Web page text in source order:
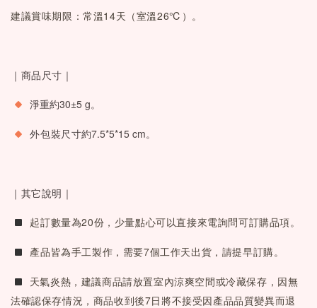
建議賞味期限：常溫14天（室溫26℃）。
｜商品尺寸｜
淨重約30±5 g。
外包裝尺寸約7.5*5*15 cm。
｜其它說明｜
起訂數量為20份，少量點心可以直接來電詢問可訂購品項。
產品皆為手工製作，需要7個工作天出貨，請提早訂購。
天氣炎熱，建議商品請放置室內涼爽空間或冷藏保存，因無
法確認保存情況，商品收到後7日將不接受因產品品質變異而退